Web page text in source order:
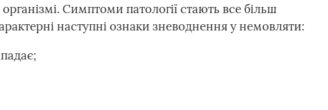
Симптоми патології стають все більш
наступні ознаки зневоднення у немовляти: